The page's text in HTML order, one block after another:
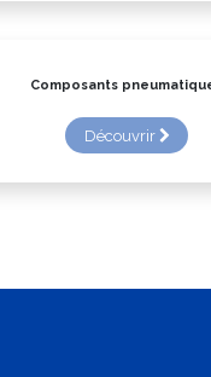
Composants
Découvrir